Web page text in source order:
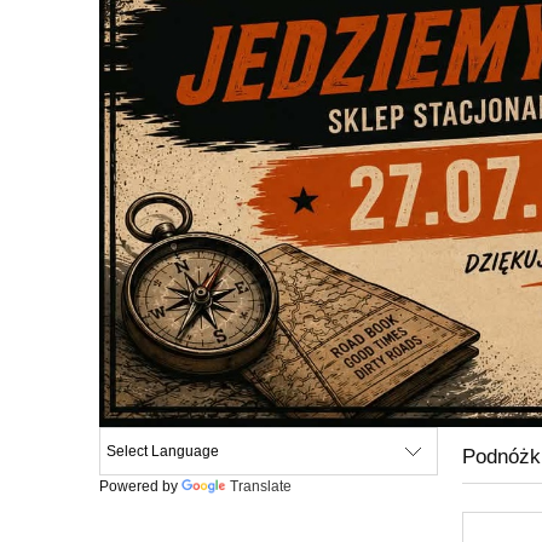
Powered by Translate